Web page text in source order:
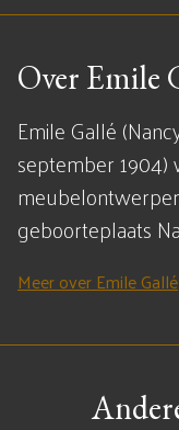
Over Emile
Emile Gallé
september 1904)
geboorteplaats
Meer over Emile Gallé